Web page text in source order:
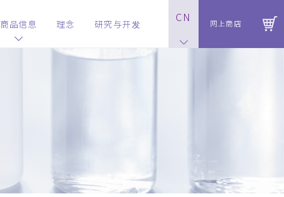
商品信息 理念 研究与开发 CN 网上商店